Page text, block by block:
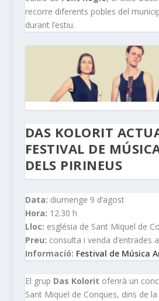
recorre diferents pobles del
durant l’estiu.
DAS KOLORIT
FESTIVAL DE
DELS PIRINEUS
Data: diumenge 9 d’agost
Hora: 12.30 h
Lloc: església de Sant Miquel de
Preu: consulta i venda d’entrades
Informació: Festival de Música
El grup Das Kolorit oferirà un
Sant Miquel de Conques, dins de